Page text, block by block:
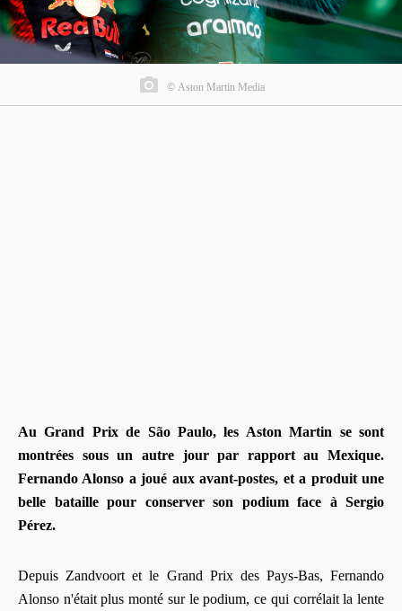
© Aston Martin Media
Au Grand Prix de São Paulo, les Aston Martin se sont
montrées sous un autre jour par rapport au Mexique.
Fernando Alonso a joué aux avant-postes, et a produit une
belle bataille pour conserver son podium face à Sergio
Pérez.
Depuis Zandvoort et le Grand Prix des Pays-Bas, Fernando
Alonso n'était plus monté sur le podium, ce qui corrélait la lente